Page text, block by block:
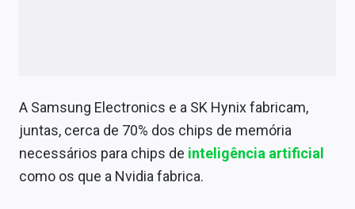
A Samsung Electronics e a SK Hynix fabricam,
juntas, cerca de 70% dos chips de memória
necessários para chips de inteligência artificial
como os que a Nvidia fabrica.